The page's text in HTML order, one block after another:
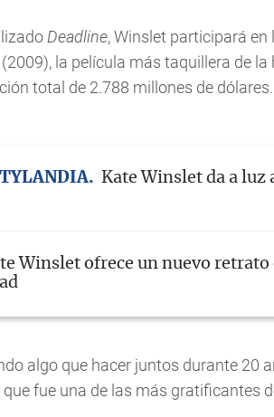
Deadline, Winslet participará en
la película más taquillera de la
total de 2.788 millones de dólares.
Kate Winslet da a luz
Winslet ofrece un nuevo retrato
algo que hacer juntos durante 20
que fue una de las más gratificantes